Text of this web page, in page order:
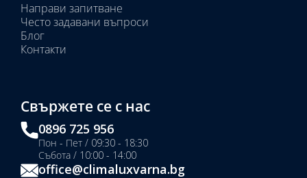
Направи запитване
Често задавани въпроси
Блог
Контакти
Свържете се с нас
0896 725 956
Пон - Пет / 09:30 - 18:30
Събота / 10:00 - 14:00
office@climaluxvarna.bg